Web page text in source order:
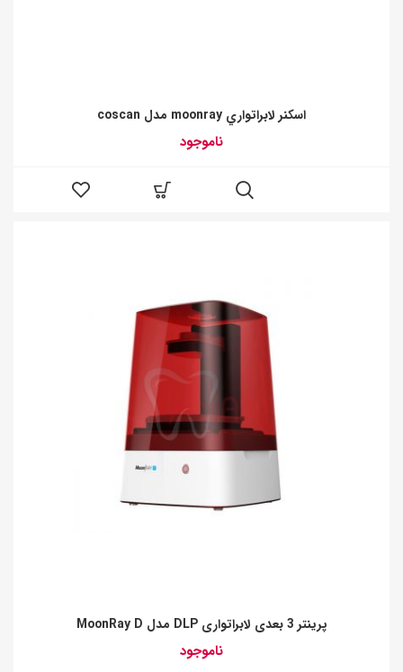
اسکنر لابراتواري moonray مدل coscan
ناموجود
پرینتر 3 بعدی لابراتواری DLP مدل MoonRay D
ناموجود